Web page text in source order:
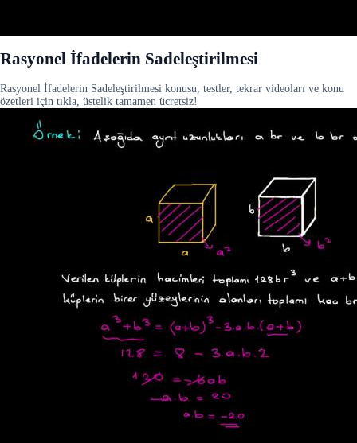
Rasyonel İfadelerin Sadeleştirilmesi
Rasyonel İfadelerin Sadeleştirilmesi konusu, testler, tekrar videoları ve konu
özetleri için tıkla, üstelik tamamen ücretsiz!